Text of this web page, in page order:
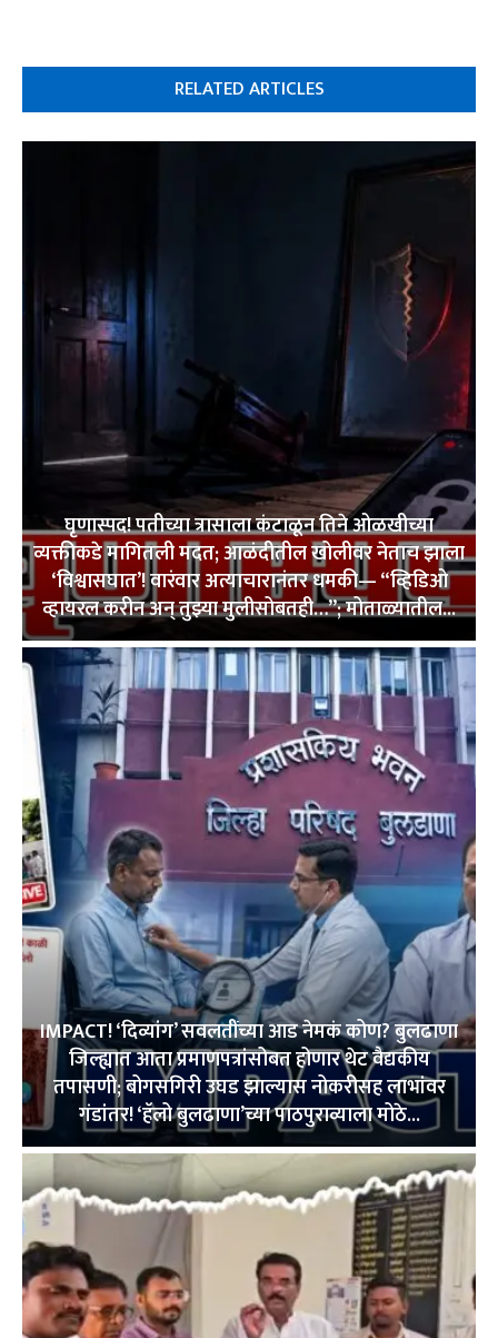
RELATED ARTICLES
घृणास्पद! पतीच्या त्रासाला कंटाळून तिने ओळखीच्या
व्यक्तीकडे मागितली मदत; आळंदीतील खोलीवर नेताच झाला
‘विश्वासघात’! वारंवार अत्याचारानंतर धमकी— “व्हिडिओ
व्हायरल करीन अन् तुझ्या मुलीसोबतही…”; मोताळ्यातील...
IMPACT! ‘दिव्यांग’ सवलतींच्या आड नेमकं कोण? बुलढाणा
जिल्ह्यात आता प्रमाणपत्रांसोबत होणार थेट वैद्यकीय
तपासणी; बोगसगिरी उघड झाल्यास नोकरीसह लाभांवर
गंडांतर! ‘हॅलो बुलढाणा’च्या पाठपुराव्याला मोठे...